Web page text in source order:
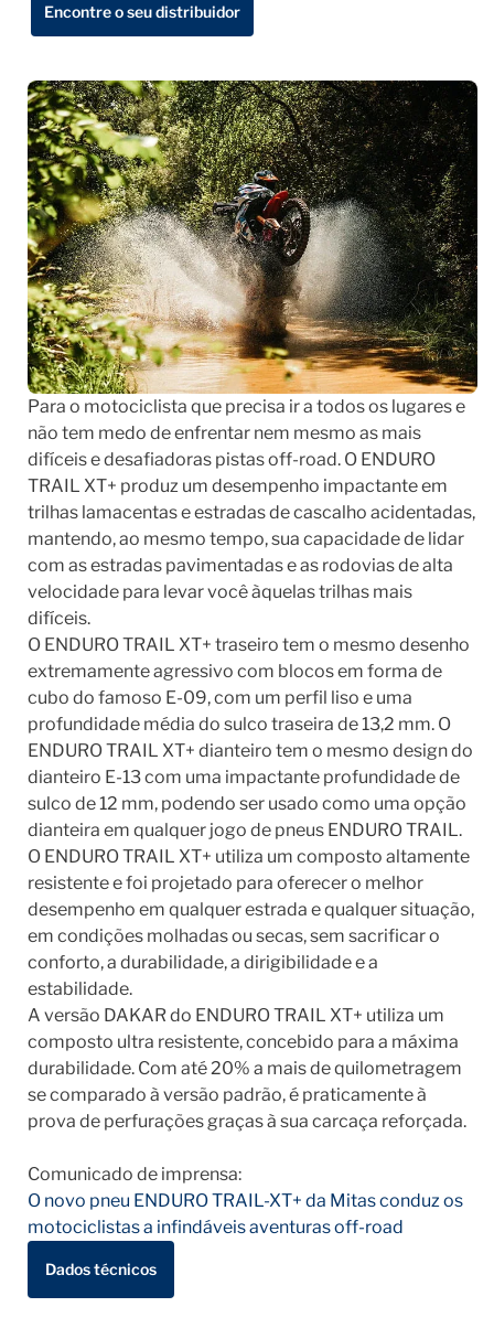
Encontre o seu distribuidor
Para o motociclista que precisa ir a todos os lugares e
não tem medo de enfrentar nem mesmo as mais
difíceis e desafiadoras pistas off-road. O ENDURO
TRAIL XT+ produz um desempenho impactante em
trilhas lamacentas e estradas de cascalho acidentadas,
mantendo, ao mesmo tempo, sua capacidade de lidar
com as estradas pavimentadas e as rodovias de alta
velocidade para levar você àquelas trilhas mais
difíceis.
O ENDURO TRAIL XT+ traseiro tem o mesmo desenho
extremamente agressivo com blocos em forma de
cubo do famoso E-09, com um perfil liso e uma
profundidade média do sulco traseira de 13,2 mm. O
ENDURO TRAIL XT+ dianteiro tem o mesmo design do
dianteiro E-13 com uma impactante profundidade de
sulco de 12 mm, podendo ser usado como uma opção
dianteira em qualquer jogo de pneus ENDURO TRAIL.
O ENDURO TRAIL XT+ utiliza um composto altamente
resistente e foi projetado para oferecer o melhor
desempenho em qualquer estrada e qualquer situação,
em condições molhadas ou secas, sem sacrificar o
conforto, a durabilidade, a dirigibilidade e a
estabilidade.
A versão DAKAR do ENDURO TRAIL XT+ utiliza um
composto ultra resistente, concebido para a máxima
durabilidade. Com até 20% a mais de quilometragem
se comparado à versão padrão, é praticamente à
prova de perfurações graças à sua carcaça reforçada.
Comunicado de imprensa:
O novo pneu ENDURO TRAIL-XT+ da Mitas conduz os
motociclistas a infindáveis aventuras off-road
Dados técnicos